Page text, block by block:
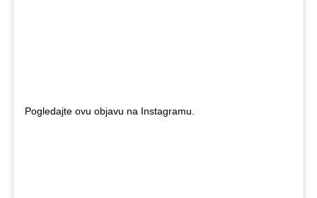
Pogledajte ovu objavu na Instagramu.